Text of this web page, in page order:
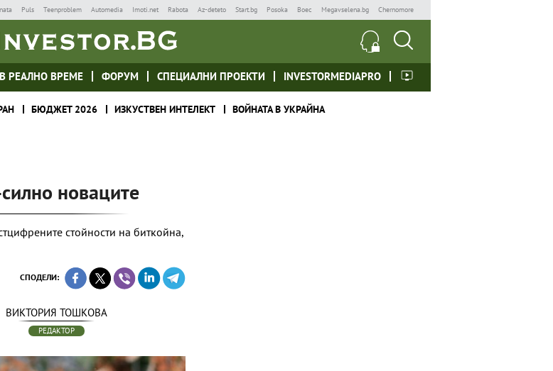
Puls Teenproblem Automedia Imoti.net Rabota Az-deteto Start.bg Posoka Boec Megavselena.bg Chernomore
РЕАЛНО ВРЕМЕ ФОРУМ СПЕЦИАЛНИ ПРОЕКТИ INVESTORMEDIAPRO
БЮДЖЕТ 2026 ИЗКУСТВЕН ИНТЕЛЕКТ ВОЙНАТА В УКРАЙНА
новаците
стойности на биткойна,
СПОДЕЛИ:
ВИКТОРИЯ ТОШКОВА
РЕДАКТОР